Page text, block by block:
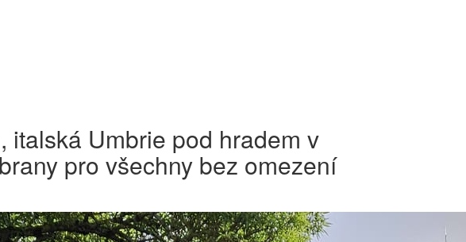
italská Umbrie pod hradem v
pro všechny bez omezení